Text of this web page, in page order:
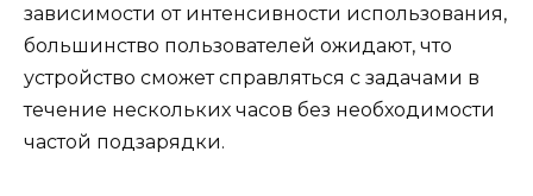
зависимости от интенсивности использования,
большинство пользователей ожидают, что
устройство сможет справляться с задачами в
течение нескольких часов без необходимости
частой подзарядки.